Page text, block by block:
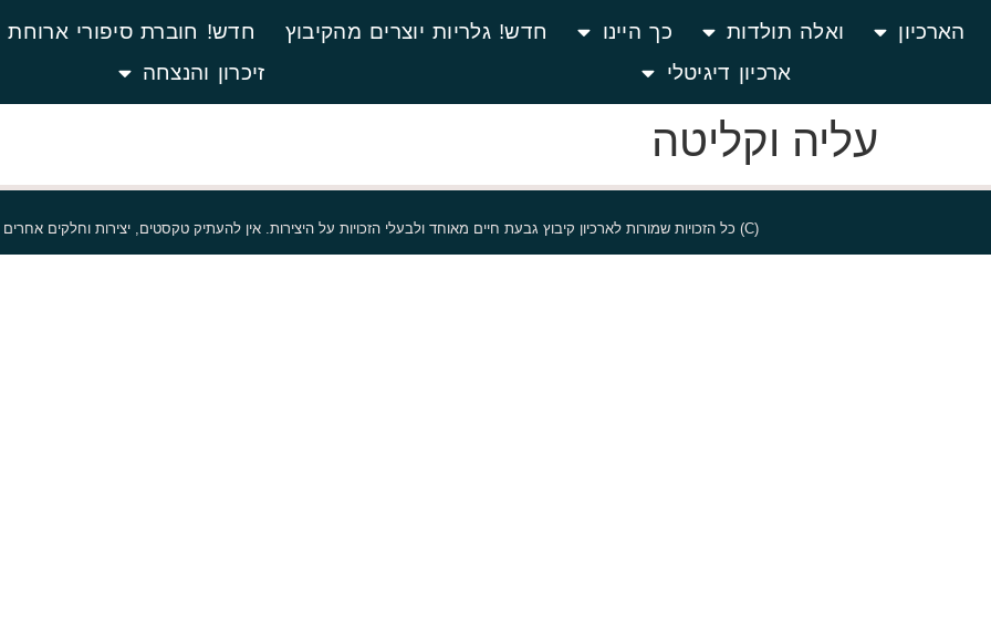
הארכיון ואלה תולדות כך היינו חדש! גלריות יוצרים מהקיבוץ
חדש! חוברת סיפורי ארוחת
ארכיון דיגיטלי
זיכרון והנצחה
עליה וקליטה
(C) כל הזכויות שמורות לארכיון קיבוץ גבעת חיים מאוחד ולבעלי הזכויות על היצירות. אין להעתיק טקסטים, יצירות וחלקים אחרים מן האתר ללא קבלת אישור מארכיון הקיבוץ